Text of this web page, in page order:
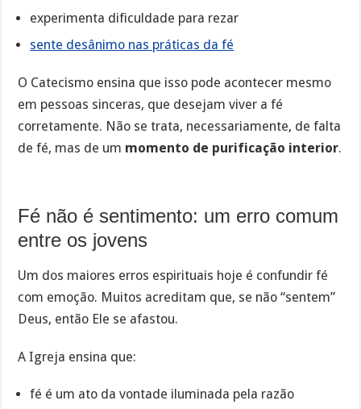
experimenta dificuldade para rezar
sente desânimo nas práticas da fé
O Catecismo ensina que isso pode acontecer mesmo
em pessoas sinceras, que desejam viver a fé
corretamente. Não se trata, necessariamente, de falta
de fé, mas de um momento de purificação interior.
Fé não é sentimento: um erro comum
entre os jovens
Um dos maiores erros espirituais hoje é confundir fé
com emoção. Muitos acreditam que, se não “sentem”
Deus, então Ele se afastou.
A Igreja ensina que:
fé é um ato da vontade iluminada pela razão